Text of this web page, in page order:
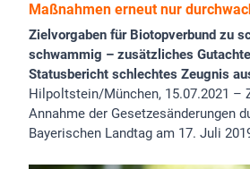
Maßnahmen erneut nur
Zielvorgaben für Biotopverbund zu
schwammig – zusätzliches
Statusbericht schlechtes Zeugnis
Hilpoltstein/München, 15.07.2021 –
Annahme der Gesetzesänderungen
Bayerischen Landtag am 17. Juli